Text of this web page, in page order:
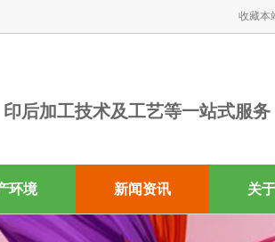
收藏本
后加工技术及工艺等一站式服务
环境 新闻资讯 关